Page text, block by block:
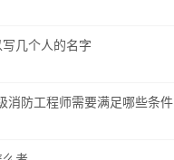
几个人的名字
消防工程师需要满足哪些条件